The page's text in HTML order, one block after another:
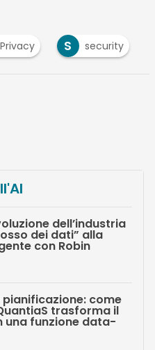
Privacy S
security
dell’industria
dei dati” alla
con Robin
pianificazione: come
trasforma il
una funzione data-